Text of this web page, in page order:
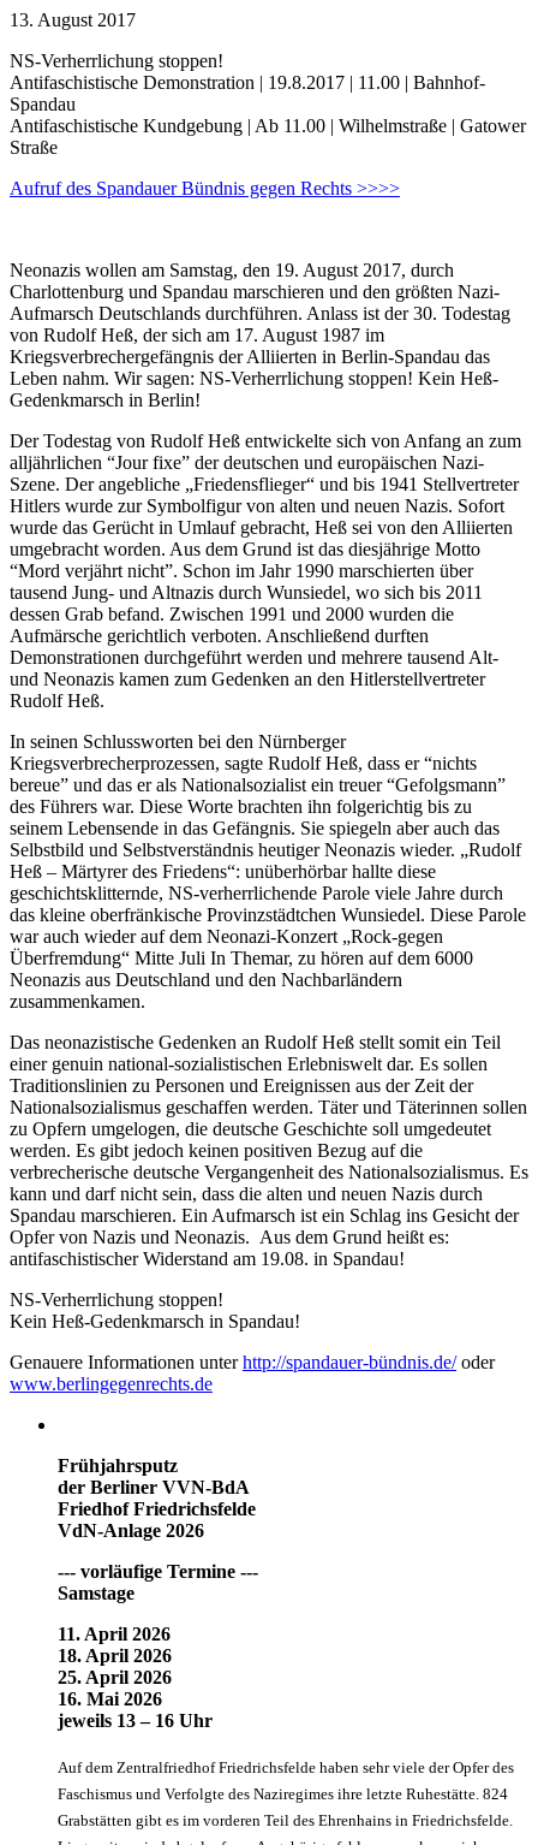
13. August 2017
NS-Verherrlichung stoppen!
Antifaschistische Demonstration | 19.8.2017 | 11.00 | Bahnhof-
Spandau
Antifaschistische Kundgebung | Ab 11.00 | Wilhelmstraße | Gatower
Straße
Aufruf des Spandauer Bündnis gegen Rechts >>>>
Neonazis wollen am Samstag, den 19. August 2017, durch
Charlottenburg und Spandau marschieren und den größten Nazi-
Aufmarsch Deutschlands durchführen. Anlass ist der 30. Todestag
von Rudolf Heß, der sich am 17. August 1987 im
Kriegsverbrechergefängnis der Alliierten in Berlin-Spandau das
Leben nahm. Wir sagen: NS-Verherrlichung stoppen! Kein Heß-
Gedenkmarsch in Berlin!
Der Todestag von Rudolf Heß entwickelte sich von Anfang an zum
alljährlichen “Jour fixe” der deutschen und europäischen Nazi-
Szene. Der angebliche „Friedensflieger“ und bis 1941 Stellvertreter
Hitlers wurde zur Symbolfigur von alten und neuen Nazis. Sofort
wurde das Gerücht in Umlauf gebracht, Heß sei von den Alliierten
umgebracht worden. Aus dem Grund ist das diesjährige Motto
“Mord verjährt nicht”. Schon im Jahr 1990 marschierten über
tausend Jung- und Altnazis durch Wunsiedel, wo sich bis 2011
dessen Grab befand. Zwischen 1991 und 2000 wurden die
Aufmärsche gerichtlich verboten. Anschließend durften
Demonstrationen durchgeführt werden und mehrere tausend Alt-
und Neonazis kamen zum Gedenken an den Hitlerstellvertreter
Rudolf Heß.
In seinen Schlussworten bei den Nürnberger
Kriegsverbrecherprozessen, sagte Rudolf Heß, dass er “nichts
bereue” und das er als Nationalsozialist ein treuer “Gefolgsmann”
des Führers war. Diese Worte brachten ihn folgerichtig bis zu
seinem Lebensende in das Gefängnis. Sie spiegeln aber auch das
Selbstbild und Selbstverständnis heutiger Neonazis wieder. „Rudolf
Heß – Märtyrer des Friedens“: unüberhörbar hallte diese
geschichtsklitternde, NS-verherrlichende Parole viele Jahre durch
das kleine oberfränkische Provinzstädtchen Wunsiedel. Diese Parole
war auch wieder auf dem Neonazi-Konzert „Rock-gegen
Überfremdung“ Mitte Juli In Themar, zu hören auf dem 6000
Neonazis aus Deutschland und den Nachbarländern
zusammenkamen.
Das neonazistische Gedenken an Rudolf Heß stellt somit ein Teil
einer genuin national-sozialistischen Erlebniswelt dar. Es sollen
Traditionslinien zu Personen und Ereignissen aus der Zeit der
Nationalsozialismus geschaffen werden. Täter und Täterinnen sollen
zu Opfern umgelogen, die deutsche Geschichte soll umgedeutet
werden. Es gibt jedoch keinen positiven Bezug auf die
verbrecherische deutsche Vergangenheit des Nationalsozialismus. Es
kann und darf nicht sein, dass die alten und neuen Nazis durch
Spandau marschieren. Ein Aufmarsch ist ein Schlag ins Gesicht der
Opfer von Nazis und Neonazis. Aus dem Grund heißt es:
antifaschistischer Widerstand am 19.08. in Spandau!
NS-Verherrlichung stoppen!
Kein Heß-Gedenkmarsch in Spandau!
Genauere Informationen unterhttp://spandauer-bündnis.de/oder
www.berlingegenrechts.de
Frühjahrsputz
der Berliner VVN-BdA
Friedhof Friedrichsfelde
VdN-Anlage 2026
--- vorläufige Termine ---
Samstage
11. April 2026
18. April 2026
25. April 2026
16. Mai 2026
jeweils 13 – 16 Uhr
Auf dem Zentralfriedhof Friedrichsfelde haben sehr viele der Opfer des
Faschismus und Verfolgte des Naziregimes ihre letzte Ruhestätte. 824
Grabstätten gibt es im vorderen Teil des Ehrenhains in Friedrichsfelde.